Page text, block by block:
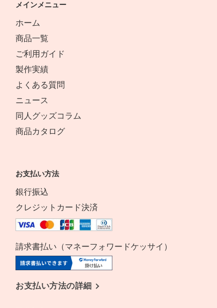
メインメニュー
ホーム
商品一覧
ご利用ガイド
製作実績
よくある質問
ニュース
同人グッズコラム
商品カタログ
お支払い方法
銀行振込
クレジットカード決済
請求書払い（マネーフォワードケッサイ）
お支払い方法の詳細